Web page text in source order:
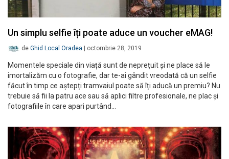
Un simplu selfie îți poate aduce un voucher eMAG!
de Ghid Local Oradea octombrie 28, 2019
Momentele speciale din viață sunt de neprețuit și ne place să le
imortalizăm cu o fotografie, dar te-ai gândit vreodată că un selfie
făcut în timp ce aștepți tramvaiul poate să îți aducă un premiu? Nu
trebuie să fii la patru ace sau să aplici filtre profesionale, ne plac și
fotografiile în care apari purtând…